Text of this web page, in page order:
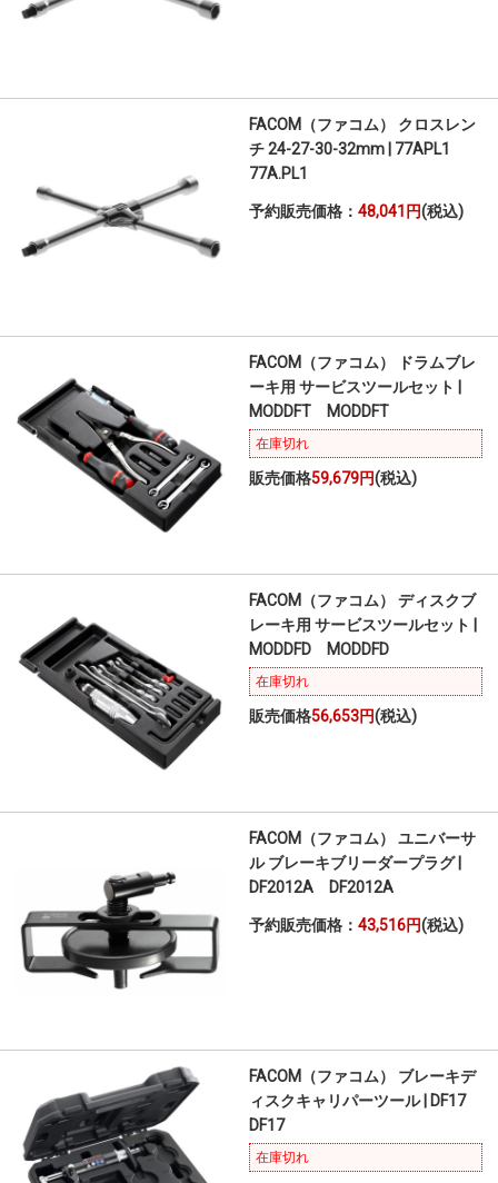
FACOM（ファコム） クロスレン
チ 24-27-30-32mm | 77APL1
77A.PL1
予約販売価格： 48,041円(税込)
FACOM（ファコム） ドラムブレ
ーキ用 サービスツールセット |
MODDFT MODDFT
在庫切れ
販売価格59,679円(税込)
FACOM（ファコム） ディスクブ
レーキ用 サービスツールセット |
MODDFD MODDFD
在庫切れ
販売価格56,653円(税込)
FACOM（ファコム） ユニバーサ
ル ブレーキブリーダープラグ |
DF2012A DF2012A
予約販売価格： 43,516円(税込)
FACOM（ファコム） ブレーキデ
ィスクキャリパーツール | DF17
DF17
在庫切れ